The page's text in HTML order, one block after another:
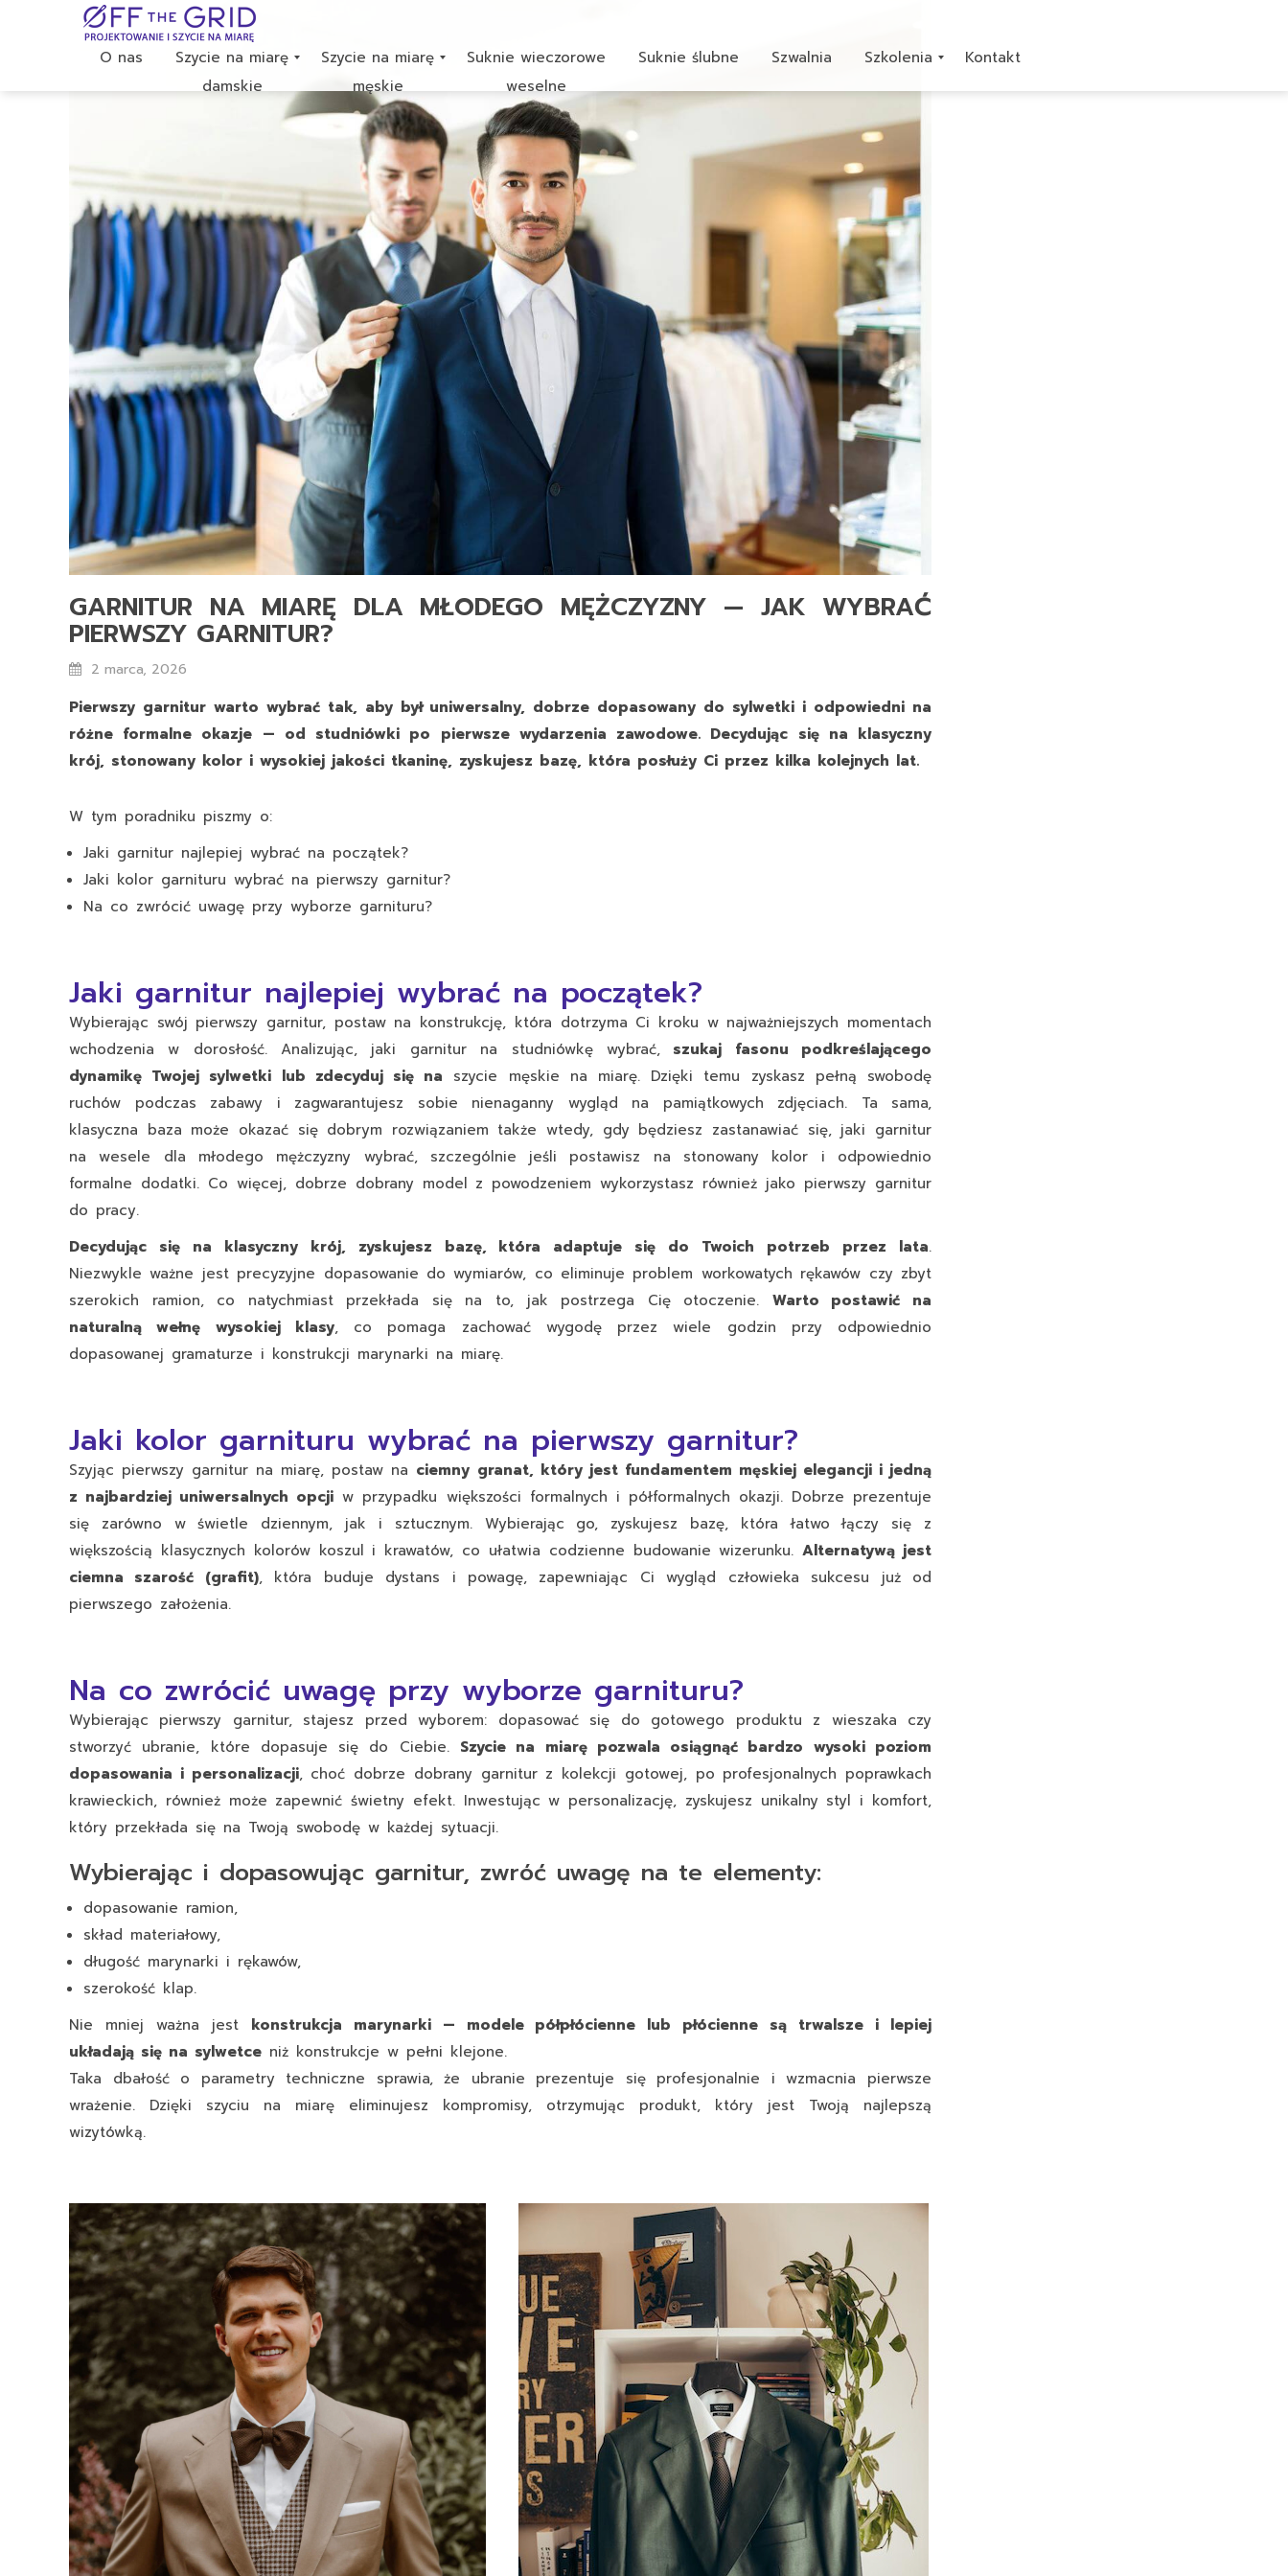
O nas
Szycie na miarę
damskie
Szycie na miarę
męskie
Suknie wieczorowe
weselne
Suknie ślubne Szwalnia Szkolenia Kontakt
GARNITUR NA MIARĘ DLA MŁODEGO MĘŻCZYZNY — JAK WYBRAĆ
PIERWSZY GARNITUR?
2 marca, 2026
Pierwszy garnitur warto wybrać tak, aby był uniwersalny, dobrze dopasowany do sylwetki i odpowiedni na
różne formalne okazje — od studniówki po pierwsze wydarzenia zawodowe. Decydując się na klasyczny
krój, stonowany kolor i wysokiej jakości tkaninę, zyskujesz bazę, która posłuży Ci przez kilka kolejnych lat.
W tym poradniku piszmy o:
Jaki garnitur najlepiej wybrać na początek?
Jaki kolor garnituru wybrać na pierwszy garnitur?
Na co zwrócić uwagę przy wyborze garnituru?
Jaki garnitur najlepiej wybrać na początek?
Wybierając swój pierwszy garnitur, postaw na konstrukcję, która dotrzyma Ci kroku w najważniejszych momentach
wchodzenia w dorosłość. Analizując, jaki garnitur na studniówkę wybrać,szukaj fasonu podkreślającego
dynamikę Twojej sylwetki lub zdecyduj się na szycie męskie na miarę. Dzięki temu zyskasz pełną swobodę
ruchów podczas zabawy i zagwarantujesz sobie nienaganny wygląd na pamiątkowych zdjęciach. Ta sama,
klasyczna baza może okazać się dobrym rozwiązaniem także wtedy, gdy będziesz zastanawiać się, jaki garnitur
na wesele dla młodego mężczyzny wybrać, szczególnie jeśli postawisz na stonowany kolor i odpowiednio
formalne dodatki. Co więcej, dobrze dobrany model z powodzeniem wykorzystasz również jako pierwszy garnitur
do pracy.
Decydując się na klasyczny krój, zyskujesz bazę, która adaptuje się do Twoich potrzeb przez lata.
Niezwykle ważne jest precyzyjne dopasowanie do wymiarów, co eliminuje problem workowatych rękawów czy zbyt
szerokich ramion, co natychmiast przekłada się na to, jak postrzega Cię otoczenie. Warto postawić na
naturalną wełnę wysokiej klasy, co pomaga zachować wygodę przez wiele godzin przy odpowiednio
dopasowanej gramaturze i konstrukcji marynarki na miarę.
Jaki kolor garnituru wybrać na pierwszy garnitur?
Szyjąc pierwszy garnitur na miarę, postaw na ciemny granat, który jest fundamentem męskiej elegancji i jedną
z najbardziej uniwersalnych opcji w przypadku większości formalnych i półformalnych okazji. Dobrze prezentuje
się zarówno w świetle dziennym, jak i sztucznym. Wybierając go, zyskujesz bazę, która łatwo łączy się z
większością klasycznych kolorów koszul i krawatów, co ułatwia codzienne budowanie wizerunku.Alternatywą jest
ciemna szarość (grafit), która buduje dystans i powagę, zapewniając Ci wygląd człowieka sukcesu już od
pierwszego założenia.
Na co zwrócić uwagę przy wyborze garnituru?
Wybierając pierwszy garnitur, stajesz przed wyborem: dopasować się do gotowego produktu z wieszaka czy
stworzyć ubranie, które dopasuje się do Ciebie. Szycie na miarę pozwala osiągnąć bardzo wysoki poziom
dopasowania i personalizacji, choć dobrze dobrany garnitur z kolekcji gotowej, po profesjonalnych poprawkach
krawieckich, również może zapewnić świetny efekt. Inwestując w personalizację, zyskujesz unikalny styl i komfort,
który przekłada się na Twoją swobodę w każdej sytuacji.
Wybierając i dopasowując garnitur, zwróć uwagę na te elementy:
dopasowanie ramion,
skład materiałowy,
długość marynarki i rękawów,
szerokość klap.
Nie mniej ważna jest konstrukcja marynarki — modele półpłócienne lub płócienne są trwalsze i lepiej
układają się na sylwetce niż konstrukcje w pełni klejone.
Taka dbałość o parametry techniczne sprawia, że ubranie prezentuje się profesjonalnie i wzmacnia pierwsze
wrażenie. Dzięki szyciu na miarę eliminujesz kompromisy, otrzymując produkt, który jest Twoją najlepszą
wizytówką.